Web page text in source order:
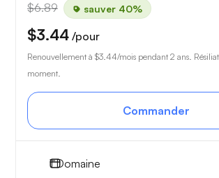
$6.89 sauver 40%
$3.44 /pour
Renouvellement à $3.44/mois pendant 2 ans.
moment.
Commander
1Domaine